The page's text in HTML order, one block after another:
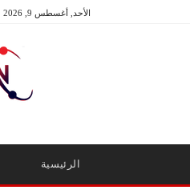
الأحد, أغسطس 9, 2026
الرئيسية